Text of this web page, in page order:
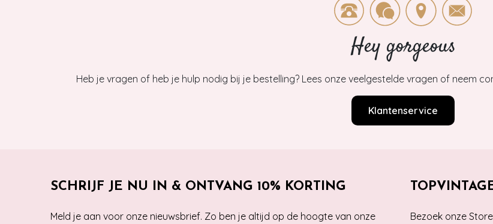
Hey gorgeous
Heb je vragen of heb je hulp nodig bij je bestelling? Lees onze veelgestelde vragen of neem
Klantenservice
SCHRIJF JE NU IN & ONTVANG 10% KORTING
Meld je aan voor onze nieuwsbrief. Zo ben je altijd op de hoogte van onze
Bezoek onze